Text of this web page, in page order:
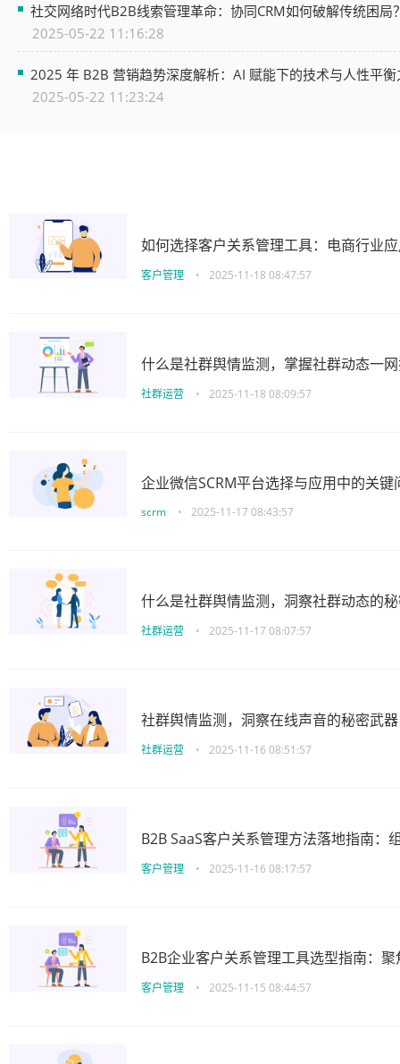
社交网络时代B2B线索管理革命：协同CRM如何破解传统困局
2025-05-22 11:16:28
2025 年 B2B 营销趋势深度解析：AI 赋能下的技术与人性平衡
2025-05-22 11:23:24
如何选择客户关系管理工具：电商行业
客户管理 • 2025-11-18 08:47:57
什么是社群舆情监测，掌握社群动态一
社群运营 • 2025-11-18 08:09:57
企业微信SCRM平台选择与应用中的关键
scrm • 2025-11-17 08:43:57
什么是社群舆情监测，洞察社群动态的
社群运营 • 2025-11-17 08:07:57
社群舆情监测，洞察在线声音的秘密武器
社群运营 • 2025-11-16 08:51:57
B2B SaaS客户关系管理方法落地指南：
客户管理 • 2025-11-16 08:17:57
B2B企业客户关系管理工具选型指南：
客户管理 • 2025-11-15 08:44:57